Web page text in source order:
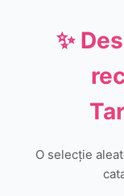
✨
O selecție